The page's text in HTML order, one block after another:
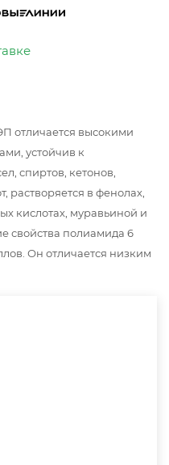
отличается высокими
устойчив к
спиртов, кетонов,
растворяется в фенолах,
кислотах, муравьиной и
свойства полиамида 6
Он отличается низким